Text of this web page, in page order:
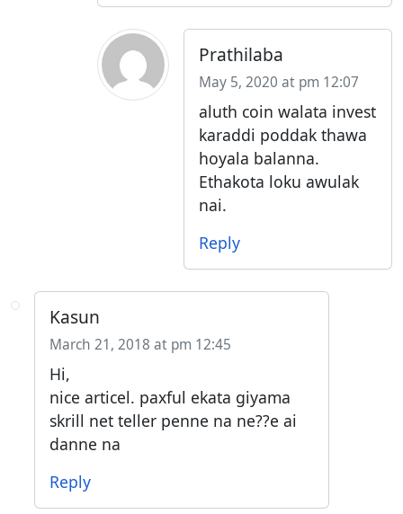
Prathilaba
May 5, 2020 at pm 12:07
aluth coin walata invest
karaddi poddak thawa
hoyala balanna.
Ethakota loku awulak
nai.
Reply
Kasun
March 21, 2018 at pm 12:45
Hi,
nice articel. paxful ekata giyama
skrill net teller penne na ne??e ai
danne na
Reply